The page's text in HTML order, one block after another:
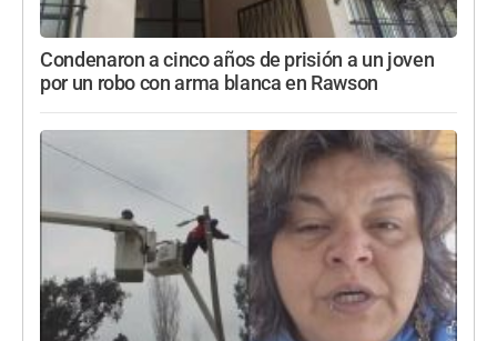
Condenaron a cinco años de prisión a un joven
por un robo con arma blanca en Rawson